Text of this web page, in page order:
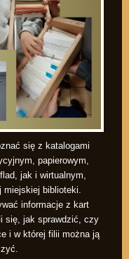
się z katalogami
papierowym,
jak i wirtualnym,
miejskiej biblioteki.
informacje z kart
się, jak sprawdzić, czy
i w której filii można ją